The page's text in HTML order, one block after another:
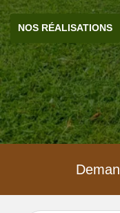
NOS RÉALISATIONS